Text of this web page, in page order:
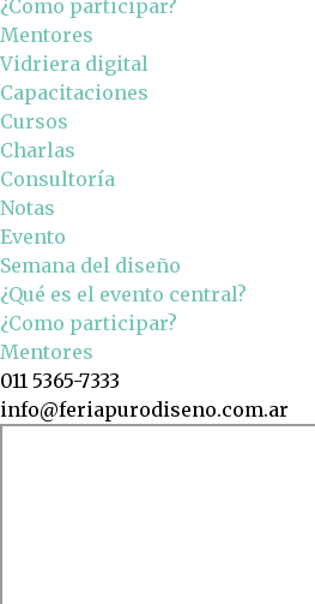
¿Como participar?
Mentores
Vidriera digital
Capacitaciones
Cursos
Charlas
Consultoría
Notas
Evento
Semana del diseño
¿Qué es el evento central?
¿Como participar?
Mentores
011 5365-7333
info@feriapurodiseno.com.ar